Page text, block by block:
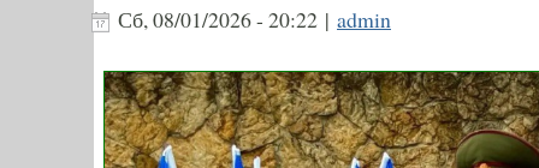
Сб, 08/01/2026 - 20:22 | admin